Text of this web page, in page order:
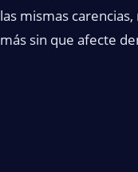
las mismas
más sin que afecte